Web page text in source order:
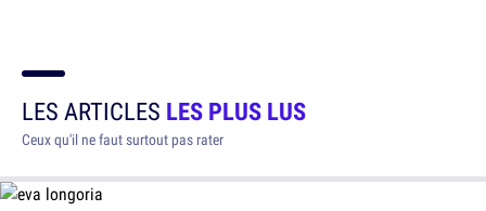
LES ARTICLES LES PLUS LUS
Ceux qu'il ne faut surtout pas rater